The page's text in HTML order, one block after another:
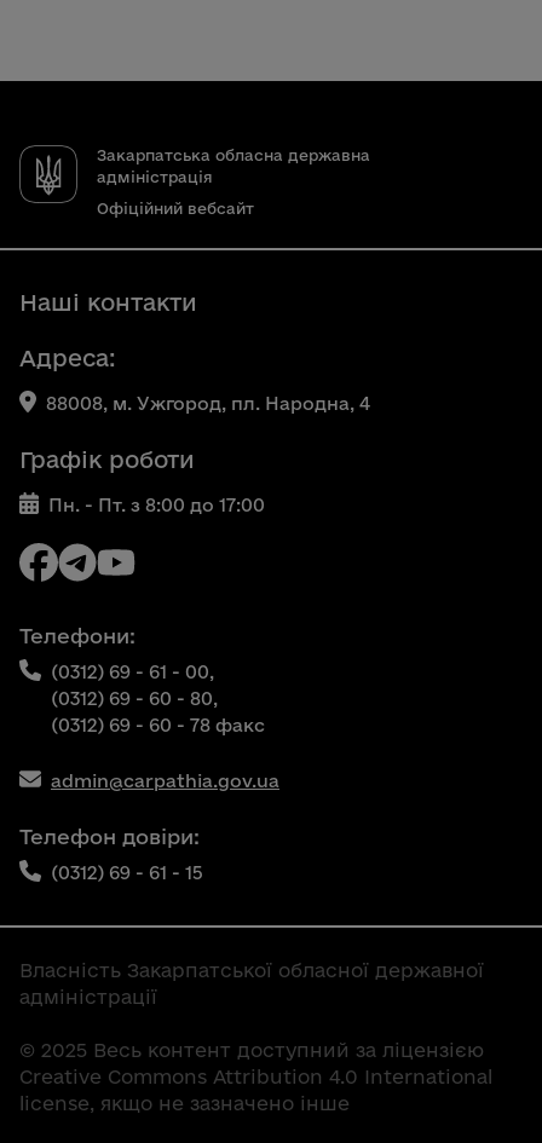
Закарпатська обласна державна
адміністрація
Офіційний вебсайт
Наші контакти
Адреса:
88008, м. Ужгород, пл. Народна, 4
Графік роботи
Пн. - Пт. з 8:00 до 17:00
Телефони:
(0312) 69 - 61 - 00,
(0312) 69 - 60 - 80,
(0312) 69 - 60 - 78 факс
admin@carpathia.gov.ua
Телефон довіри:
(0312) 69 - 61 - 15
Власність Закарпатської обласної державної
адміністрації
© 2025 Весь контент доступний за ліцензією
Creative Commons Attribution 4.0 International
license, якщо не зазначено інше